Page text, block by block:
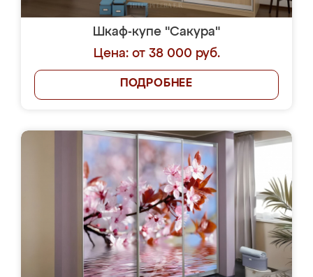
Шкаф-купе "Сакура"
Цена: от 38 000 руб.
ПОДРОБНЕЕ